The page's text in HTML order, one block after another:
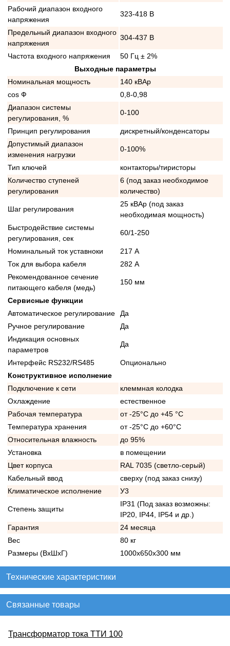
Рабочий диапазон входного
напряжения
323-418 В
Предельный диапазон входного
напряжения
304-437 В
Частота входного напряжения
50 Гц ± 2%
Выходные параметры
Номинальная мощность
140 кВАр
cos Ф
0,8-0,98
Диапазон системы
регулирования, %
0-100
Принцип регулирования
дискретный/конденсаторы
Допустимый диапазон
изменения нагрузки
0-100%
Тип ключей
контакторы/тиристоры
Количество ступеней
регулирования
6 (под заказ необходимое
количество)
Шаг регулирования
25 кВАр (под заказ
необходимая мощность)
Быстродействие системы
регулирования, сек
60/1-250
Номинальный ток уставноки
217 А
Ток для выбора кабеля
282 А
Рекомендованное сечение
питающего кабеля (медь)
150 мм
Сервисные функции
Автоматическое регулирование
Да
Ручное регулирование
Да
Индикация основных
параметров
Да
Интерфейс RS232/RS485
Опционально
Конструктивное исполнение
Подключение к сети
клеммная колодка
Охлаждение
естественное
Рабочая температура
от -25°C до +45 °C
Температура хранения
от -25°C до +60°C
Относительная влажность
до 95%
Установка
в помещении
Цвет корпуса
RAL 7035 (светло-серый)
Кабельный ввод
сверху (под заказ снизу)
Климатическое исполнение
У3
Степень защиты
IP31 (Под заказ возможны:
IP20, IP44, IP54 и др.)
Гарантия
24 месяца
Вес
80 кг
Размеры (ВхШхГ)
1000х650х300 мм
Технические характеристики
Связанные товары
Трансформатор тока ТТИ 100